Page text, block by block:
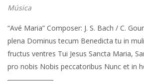
Música
“Avé Maria” Composer: J. S. Bach / C.
plena Dominus tecum Benedicta tu in
fructus ventres Tui Jesus Sancta Maria,
pro nobis Nobis peccatoribus Nunc et in